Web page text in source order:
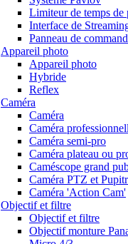
Limiteur de temps de
Interface de
Panneau de
Appareil photo
Appareil photo
Hybride
Reflex
Caméra
Caméra
Caméra
Caméra semi-pro
Caméra plateau ou
Caméscope grand
Caméra PTZ et
Caméra 'Action Cam'
Objectif et filtre
Objectif et filtre
Objectif monture